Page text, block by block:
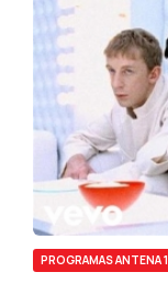
PROGRAMAS ANTENA 1